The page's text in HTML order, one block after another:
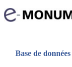
Base de